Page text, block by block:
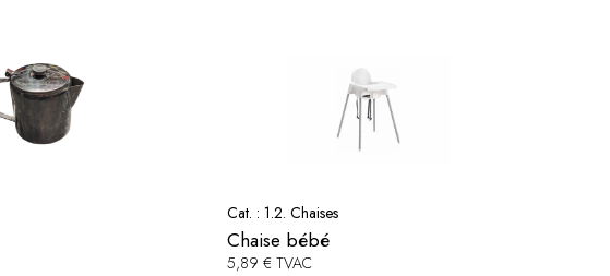
Cat. :1.2. Chaises
Chaise bébé
5,89 € TVAC